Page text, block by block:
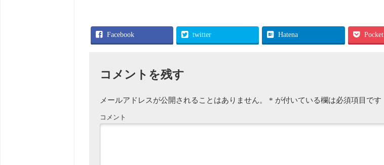
Facebook twitter Hatena Pocket
コメントを残す
メールアドレスが公開されることはありません。 * が付いている欄は必須項目です
コメント